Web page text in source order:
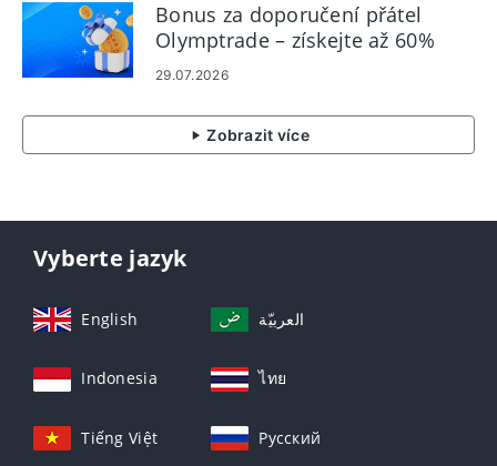
Bonus za doporučení přátel
Olymptrade – získejte až 60%
provizi za doporučení
29.07.2026
Zobrazit více
Vyberte jazyk
English العربيّة
Indonesia ไทย
Tiếng Việt Русский